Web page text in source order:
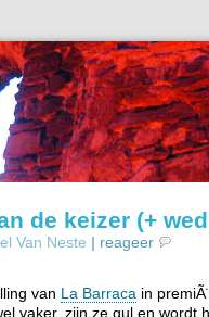
de keizer (+
Van Neste | reageer
van La Barraca in
vaker, zijn ze gul en wordt